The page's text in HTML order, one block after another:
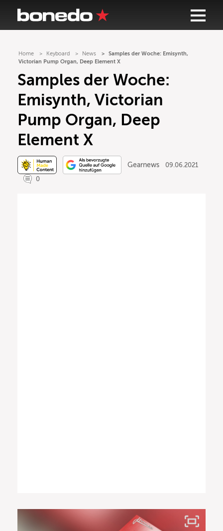
Home Keyboard News
Samples der Woche: Emisynth,
Victorian Pump Organ, Deep Element X
Samples der Woche:
Emisynth, Victorian
Pump Organ, Deep
Element X
Gearnews
09.06.2021
0